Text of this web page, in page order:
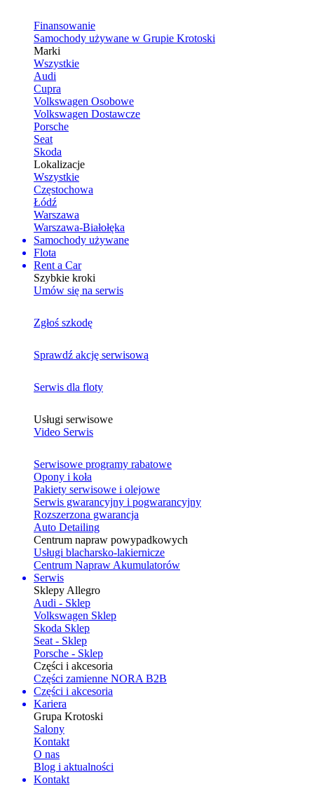
Finansowanie
Samochody używane w Grupie Krotoski
Marki
Wszystkie
Audi
Cupra
Volkswagen Osobowe
Volkswagen Dostawcze
Porsche
Seat
Skoda
Lokalizacje
Wszystkie
Częstochowa
Łódź
Warszawa
Warszawa-Białołęka
Samochody używane
Flota
Rent a Car
Szybkie kroki
Umów się na serwis
Zgłoś szkodę
Sprawdź akcję serwisową
Serwis dla floty
Usługi serwisowe
Video Serwis
Serwisowe programy rabatowe
Opony i koła
Pakiety serwisowe i olejowe
Serwis gwarancyjny i pogwarancyjny
Rozszerzona gwarancja
Auto Detailing
Centrum napraw powypadkowych
Usługi blacharsko-lakiernicze
Centrum Napraw Akumulatorów
Serwis
Sklepy Allegro
Audi - Sklep
Volkswagen Sklep
Skoda Sklep
Seat - Sklep
Porsche - Sklep
Części i akcesoria
Części zamienne NORA B2B
Części i akcesoria
Kariera
Grupa Krotoski
Salony
Kontakt
O nas
Blog i aktualności
Kontakt